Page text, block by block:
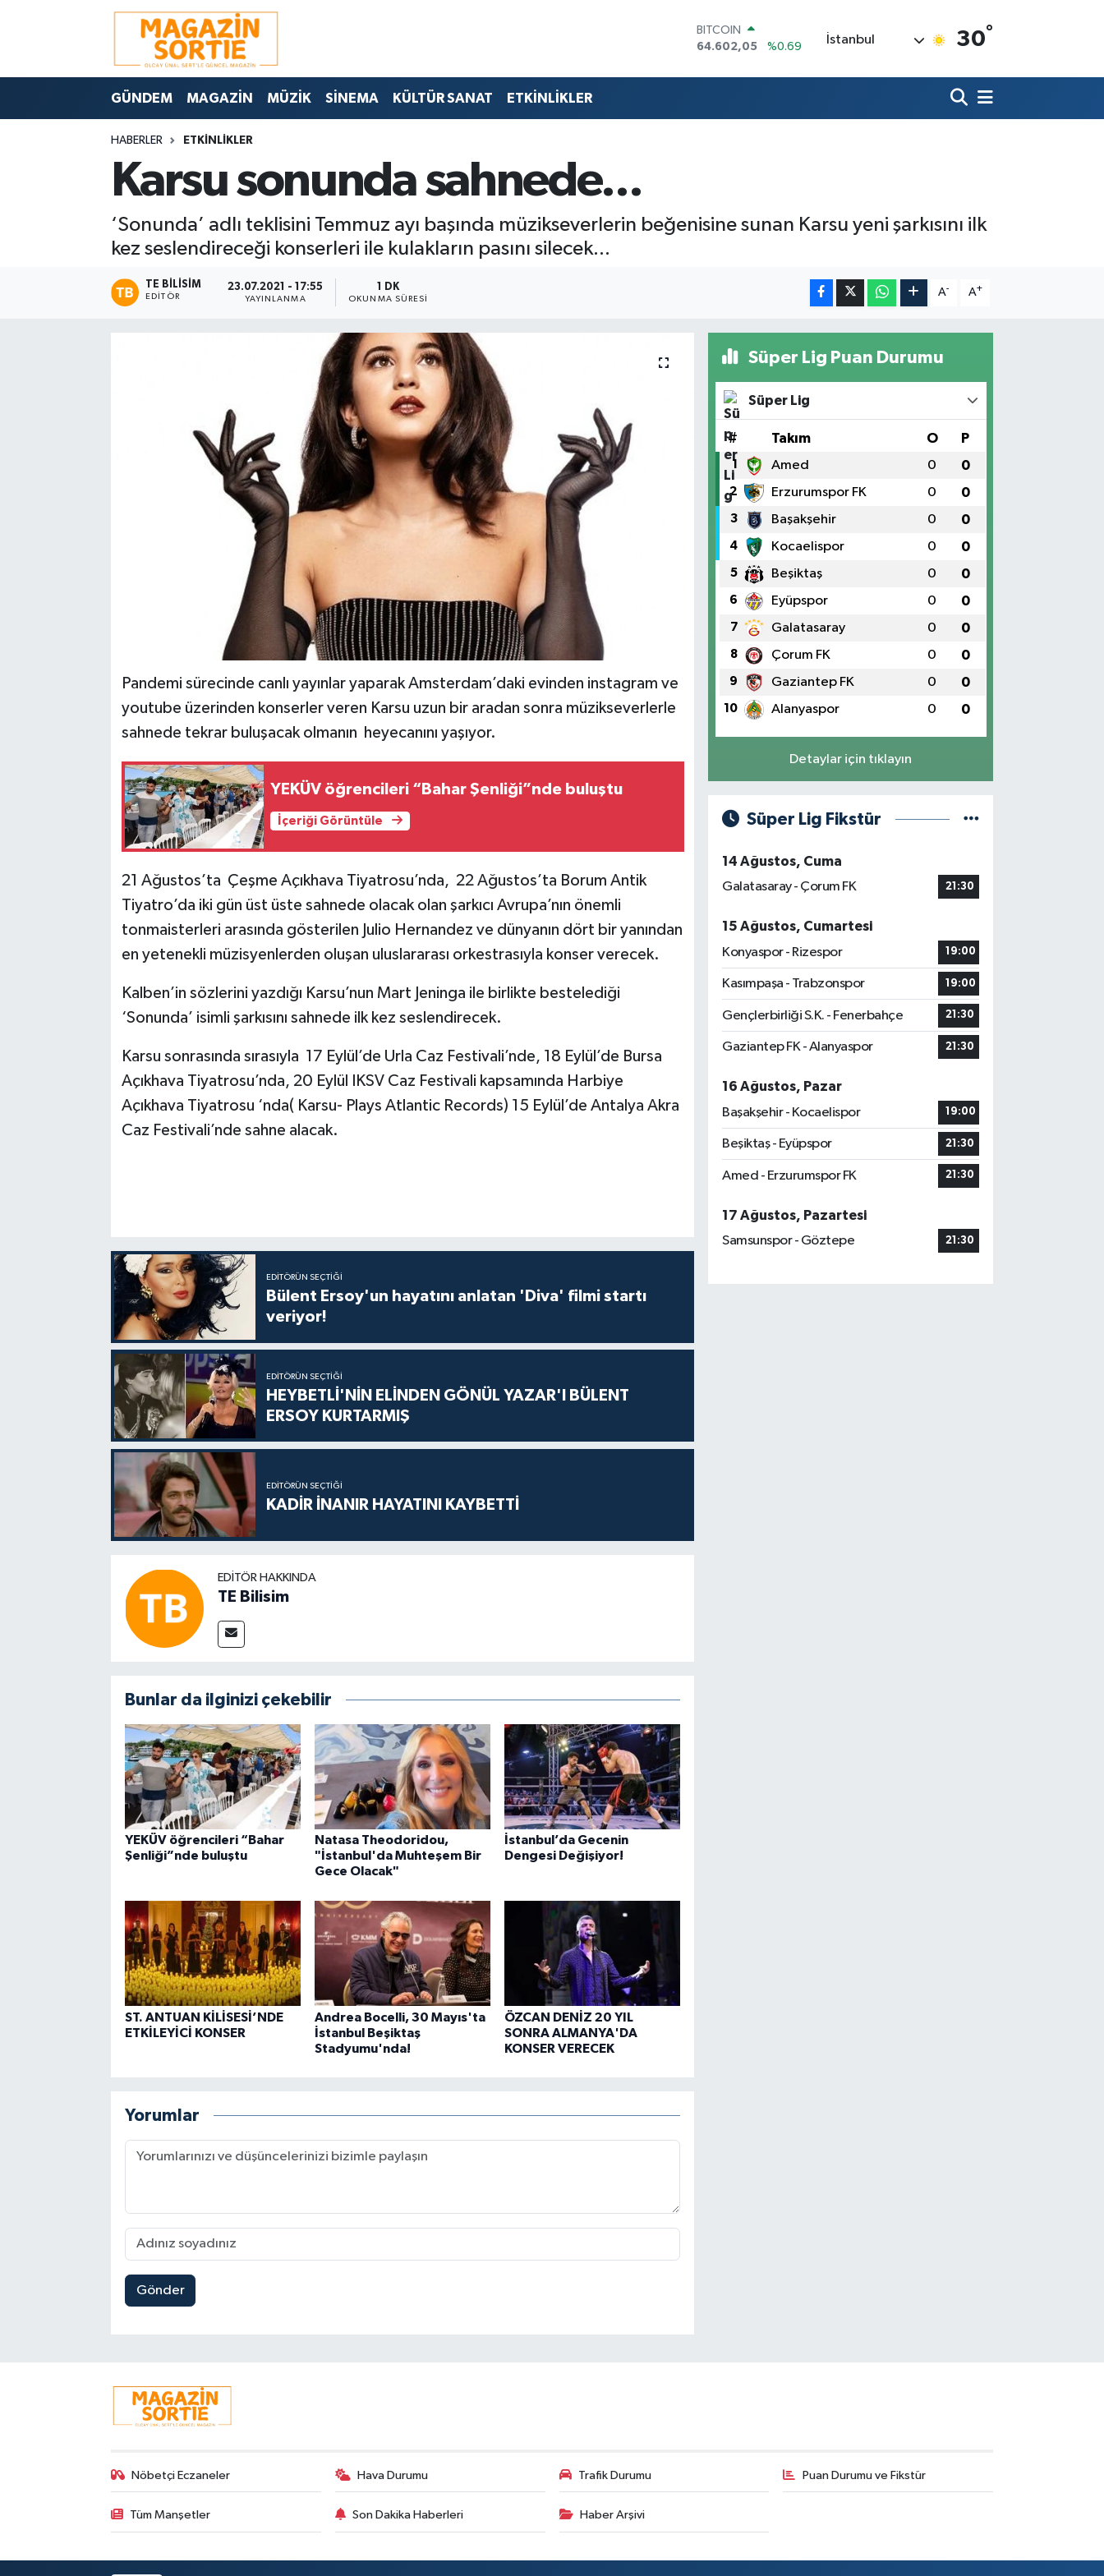
BITCOIN
64.602,05
%0.69
47,5986
%0.06
İstanbul 30°
GÜNDEM MAGAZİN MÜZİK SİNEMA KÜLTÜR SANAT ETKİNLİKLER
HABERLER ETKİNLİKLER
Karsu sonunda sahnede...
‘Sonunda’ adlı teklisini Temmuz ayı başında müzikseverlerin beğenisine sunan Karsu yeni şarkısını ilk
kez seslendireceği konserleri ile kulakların pasını silecek...
TE BILISIM
EDITÖR
23.07.2021 - 17:55
YAYINLANMA
1 DK
OKUNMA SÜRESI
A- A+
Pandemi sürecinde canlı yayınlar yaparak Amsterdam’daki evinden instagram ve
youtube üzerinden konserler veren Karsu uzun bir aradan sonra müzikseverlerle
sahnede tekrar buluşacak olmanın heyecanını yaşıyor.
YEKÜV öğrencileri “Bahar Şenliği”nde buluştu
İçeriği Görüntüle
21 Ağustos’ta Çeşme Açıkhava Tiyatrosu’nda, 22 Ağustos’ta Borum Antik
Tiyatro’da iki gün üst üste sahnede olacak olan şarkıcı Avrupa’nın önemli
tonmaisterleri arasında gösterilen Julio Hernandez ve dünyanın dört bir yanından
en yetenekli müzisyenlerden oluşan uluslararası orkestrasıyla konser verecek.
Kalben’in sözlerini yazdığı Karsu’nun Mart Jeninga ile birlikte bestelediği
‘Sonunda’ isimli şarkısını sahnede ilk kez seslendirecek.
Karsu sonrasında sırasıyla 17 Eylül’de Urla Caz Festivali’nde, 18 Eylül’de Bursa
Açıkhava Tiyatrosu’nda, 20 Eylül IKSV Caz Festivali kapsamında Harbiye
Açıkhava Tiyatrosu ‘nda( Karsu- Plays Atlantic Records) 15 Eylül’de Antalya Akra
Caz Festivali’nde sahne alacak.
EDITÖRÜN SEÇTIĞI
Bülent Ersoy'un hayatını anlatan 'Diva' filmi startı
veriyor!
EDITÖRÜN SEÇTIĞI
HEYBETLİ'NİN ELİNDEN GÖNÜL YAZAR'I BÜLENT
ERSOY KURTARMIŞ
EDITÖRÜN SEÇTIĞI
KADİR İNANIR HAYATINI KAYBETTİ
EDITÖR HAKKINDA
TE Bilisim
Bunlar da ilginizi çekebilir
YEKÜV öğrencileri “Bahar
Şenliği”nde buluştu
Natasa Theodoridou,
"İstanbul'da Muhteşem Bir
Gece Olacak"
İstanbul’da Gecenin
Dengesi Değişiyor!
ST. ANTUAN KİLİSESİ’NDE
ETKİLEYİCİ KONSER
Andrea Bocelli, 30 Mayıs'ta
İstanbul Beşiktaş
Stadyumu'nda!
ÖZCAN DENİZ 20 YIL
SONRA ALMANYA'DA
KONSER VERECEK
Yorumlar
Gönder
Süper Lig Puan Durumu
Süper Lig
# Takım O P
1 Amed 0 0
2 Erzurumspor FK 0 0
3 Başakşehir 0 0
4 Kocaelispor 0 0
5 Beşiktaş 0 0
6 Eyüpspor 0 0
7 Galatasaray 0 0
8 Çorum FK 0 0
9 Gaziantep FK 0 0
10 Alanyaspor 0 0
Detaylar için tıklayın
Süper Lig Fikstür
14 Ağustos, Cuma
Galatasaray - Çorum FK
21:30
15 Ağustos, Cumartesi
Konyaspor - Rizespor
19:00
Kasımpaşa - Trabzonspor 19:00
Gençlerbirliği S.K. - Fenerbahçe 21:30
Gaziantep FK - Alanyaspor 21:30
16 Ağustos, Pazar
Başakşehir - Kocaelispor
19:00
Beşiktaş - Eyüpspor 21:30
Amed - Erzurumspor FK 21:30
17 Ağustos, Pazartesi
Samsunspor - Göztepe
21:30
Nöbetçi Eczaneler Hava Durumu Trafik Durumu Puan Durumu ve Fikstür
Tüm Manşetler Son Dakika Haberleri Haber Arşivi
Nöbetçi Eczaneler
Hava Durumu
Trafik Durumu
Süper Lig Puan Durumu ve Fikstür
Tüm Manşetler